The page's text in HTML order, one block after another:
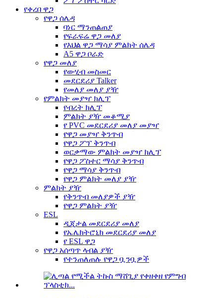
የቀረበ ዋጋ
የዋጋ ሰሌዳ
ባነር ማንጠልጠያ
የፍራፍሬ ዋጋ መለያ
የእህል ዋጋ ማሳያ ምልክት ሰሌዳ
A5 ዋጋ ቦራድ
የዋጋ መለያ
የውሂብ መስመር
መደርደሪያ Talker
የመለያ መለያ ያዥ
የምልክት መያዣ ክሊፕ
የብረት ክሊፕ
ምልክት ያዥ መቆሚያ
የ PVC መደርደሪያ መለያ መያዣ
የዋጋ መያዣ ቅንጥብ
የዋጋ ፖፕ ቅንጥብ
ወርቃማው ምልክት መያዣ ክሊፕ
የዋጋ ፖስተር ማሳያ ቅንጥብ
የዋጋ ማሳያ ቅንጥብ
የዋጋ ምልክት መለያ ያዥ
ምልክት ያዥ
የቅንጥብ መለያዎች ያዥ
የዋጋ ምልክት ያዥ
ESL
ዲጂታል መደርደሪያ መለያ
የኤሌክትሮኒክ መደርደሪያ መለያ
የ ESL ዋጋ
የዋጋ አሰጣጥ ላብል ያዥ
የተንጠለጠሉ የዋጋ ቧንቧዎች